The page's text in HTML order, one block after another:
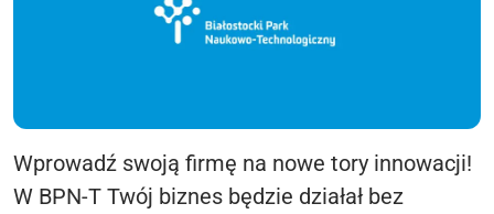
Wprowadź swoją firmę na nowe tory innowacji!
W BPN-T Twój biznes będzie działał bez